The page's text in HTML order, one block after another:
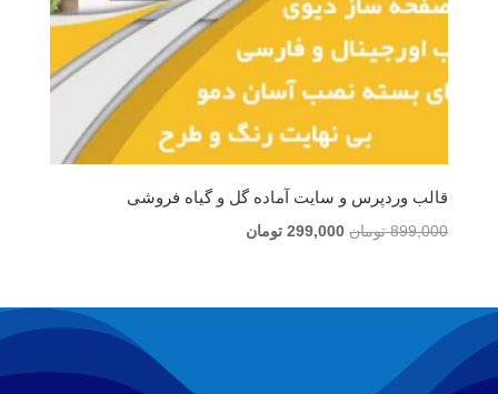
قالب وردپرس و سایت آماده گل و گیاه فروشی
899,000 تومان قیمت
بود.
299,000 تومانقیمت
است.